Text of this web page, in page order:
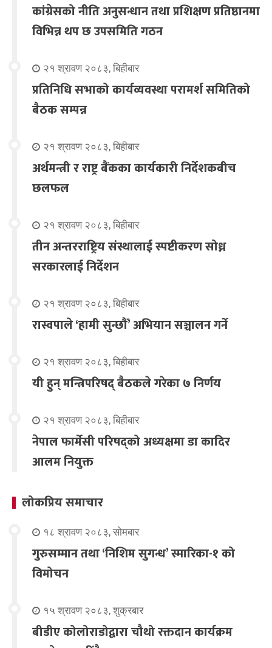
कांग्रेसको नीति अनुसन्धान तथा प्रशिक्षण प्रतिष्ठानमा
विभिन्न थप छ उपसमिति गठन
२१ श्रावण २०८३, बिहीबार
प्रतिनिधि सभाको कार्यव्यवस्था परामर्श समितिको
बैठक सम्पन्न
२१ श्रावण २०८३, बिहीबार
अर्थमन्त्री र राष्ट्र बैंकका कार्यकारी निर्देशकबीच
छलफल
२१ श्रावण २०८३, बिहीबार
तीन अन्तरराष्ट्रिय संस्थालाई स्पष्टीकरण सोध्न
सरकारलाई निर्देशन
२१ श्रावण २०८३, बिहीबार
रास्वपाले ‘हामी सुन्छौँ’ अभियान सञ्चालन गर्ने
२१ श्रावण २०८३, बिहीबार
यी हुन् मन्त्रिपरिषद् बैठकले गरेका ७ निर्णय
२१ श्रावण २०८३, बिहीबार
नेपाल फार्मेसी परिषद्को अध्यक्षमा डा कादिर
आलम नियुक्त
लोकप्रिय समाचार
१८ श्रावण २०८३, सोमबार
गुरुसम्मान तथा ‘निशिम सुगन्ध’ स्मारिका-१ को
विमोचन
१५ श्रावण २०८३, शुक्रबार
बीडीए कोलोराडोद्वारा चौथो रक्तदान कार्यक्रम